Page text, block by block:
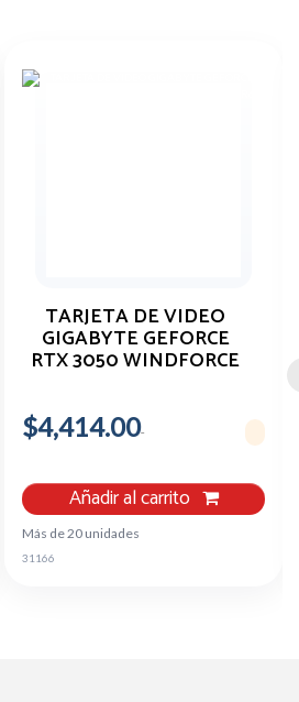
TARJETA DE VIDEO
GIGABYTE GEFORCE
RTX 3050 WINDFORCE
$4,414.00
Añadir al carrito
Más de 20 unidades
31166